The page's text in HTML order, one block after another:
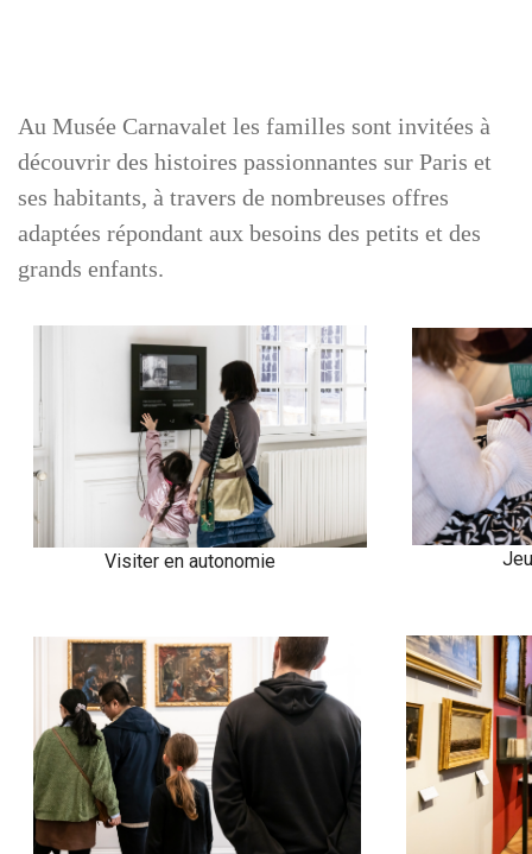
Au Musée Carnavalet les familles sont invitées à
découvrir des histoires passionnantes sur Paris et
ses habitants, à travers de nombreuses offres
adaptées répondant aux besoins des petits et des
grands enfants.
Visiter en autonomie